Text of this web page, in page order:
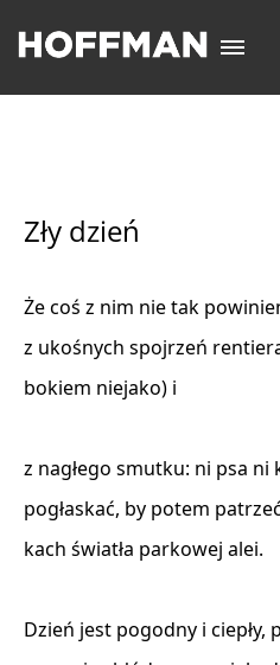
Zły dzień
Że coś z nim nie tak
z ukośnych spojrzeń
bokiem niejako) i
z nagłego smutku: ni psa
pogłaskać, by potem
kach światła parkowej alei.
Dzień jest pogodny i ciepły,